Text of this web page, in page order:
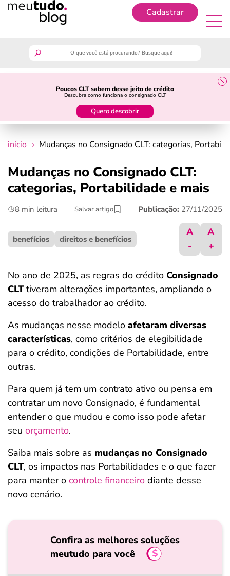
Cadastrar
Poucos CLT sabem desse jeito de crédito
Descubra como funciona o consignado CLT
Quero descobrir
guia do trabalhador
crédito fácil
últimas notícias
ferramentas
início Mudanças no Consignado CLT: categorias,
Mudanças no Consignado CLT:
categorias, Portabilidade e mais
8 min leitura Salvar artigo Publicação: 27/11/2025
benefícios direitos e benefícios
A
-
A
+
No ano de 2025, as regras do crédito Consignado
CLTtiveram alterações importantes, ampliando o
acesso do trabalhador ao crédito.
As mudanças nesse modelo afetaram diversas
características, como critérios de elegibilidade
para o crédito, condições de Portabilidade, entre
outras.
Para quem já tem um contrato ativo ou pensa em
contratar um novo Consignado, é fundamental
entender o que mudou e como isso pode afetar
seu orçamento.
Saiba mais sobre as mudanças no Consignado
CLT, os impactos nas Portabilidades e o que fazer
para manter o controle financeiro diante desse
novo cenário.
Confira as melhores soluções
meutudo para você